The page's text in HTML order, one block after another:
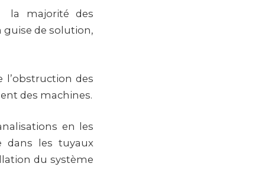
la majorité des
guise de solution,
l’obstruction des
des machines.
en les
dans les tuyaux
du système